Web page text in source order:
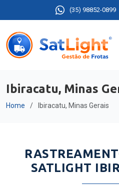
(35) 98852-0899
Ibiracatu, Minas
Home Ibiracatu, Minas Gerais
SATLIGHT